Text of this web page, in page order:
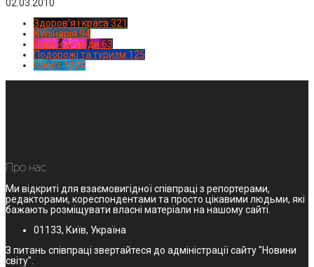
02.03.2010
Здоров'я і краса 321
Кулінарія 94
Новинки моди 63
Подорожі та туризм 125
Спорт1224
Про нас
Ми відкриті для взаємовигідної співпраці з репортерами,
редакторами, кореспондентами та просто цікавими людьми, які
бажають розміщувати власні матеріали на нашому сайті.
01133, Київ, Україна
З питань співпраці звертайтеся до адміністрації сайту "Новини
світу".